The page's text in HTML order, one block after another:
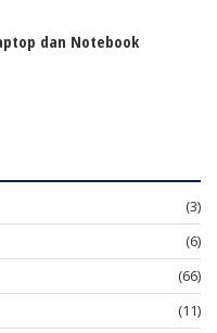
dan Notebook
(3)
(6)
(66)
(11)